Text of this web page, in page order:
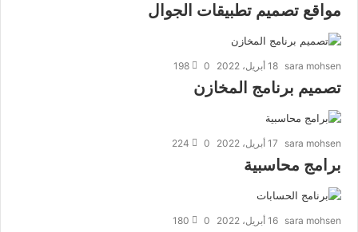
مواقع تصميم تطبيقات الجوال
sara mohsen 18 أبريل، 2022 0
198
تصميم برنامج المخازن
sara mohsen 17 أبريل، 2022 0
224
برامج محاسبية
sara mohsen 16 أبريل، 2022 0
180